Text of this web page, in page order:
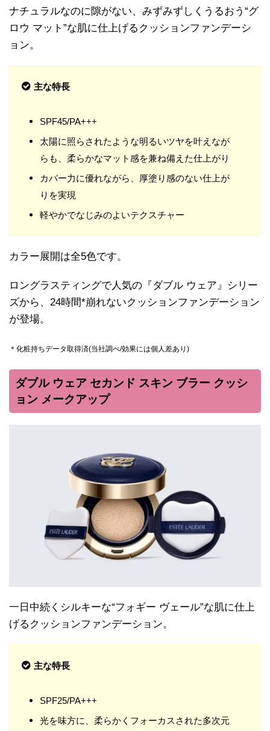
ナチュラルなのに隙がない、みずみずしくうるおう“グ
ロウ マット”な肌に仕上げるクッションファンデーシ
ョン。
主な特長
SPF45/PA+++
太陽に照らされたような明るいツヤを叶えなが
らも、柔らかなマット感を兼ね備えた仕上がり
カバー力に優れながら、厚塗り感のない仕上が
りを実現
軽やかでなじみのよいテクスチャー
カラー展開は全5色です。
ロングラスティングで人気の『ダブル ウェア』シリー
ズから、24時間*崩れないクッションファンデーション
が登場。
＊化粧持ちデータ取得済(当社調べ/効果には個人差あり)
ダブル ウェア セカンド スキン ブラー クッシ
ョン メークアップ
一日中続くシルキーな“フォギー ヴェール”な肌に仕上
げるクッションファンデーション。
主な特長
SPF25/PA+++
光を味方に、柔らかくフォーカスされた多次元